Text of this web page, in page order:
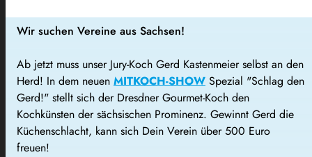
Wir suchen Vereine aus Sachsen!
Ab jetzt muss unser Jury-Koch Gerd Kastenmeier selbst an den
Herd! In dem neuen MITKOCH-SHOW Spezial "Schlag den
Gerd!" stellt sich der Dresdner Gourmet-Koch den
Kochkünsten der sächsischen Prominenz. Gewinnt Gerd die
Küchenschlacht, kann sich Dein Verein über 500 Euro
freuen!